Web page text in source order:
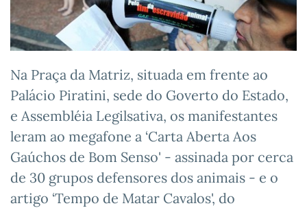
Na Praça da Matriz, situada em frente ao
Palácio Piratini, sede do Goverto do Estado,
e Assembléia Legilsativa, os manifestantes
leram ao megafone a ‘Carta Aberta Aos
Gaúchos de Bom Senso' - assinada por cerca
de 30 grupos defensores dos animais - e o
artigo ‘Tempo de Matar Cavalos', do